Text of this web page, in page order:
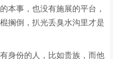
本事，也没有施展的平台，
搁倒，扒光丢臭水沟里才是
身份的人，比如贵族，而他